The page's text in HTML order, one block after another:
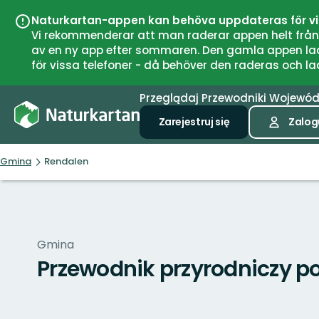
Naturkartan-appen kan behöva uppdateras för
Vi rekommenderar att man raderar appen helt
av en ny app efter sommaren. Den gamla
för vissa telefoner - då behöver den raderas och
Przeglądaj Przewodniki
Zarejestruj się
Gmina Rendalen
Gmina
Przewodnik przyrodniczy